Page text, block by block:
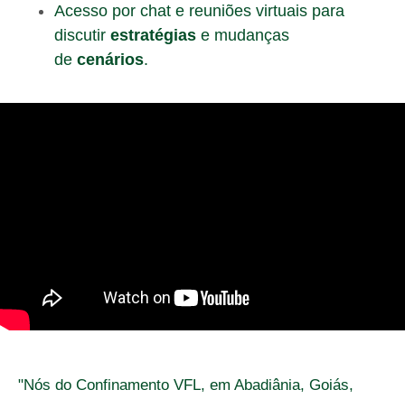
Acesso por chat e reuniões virtuais para
discutir estratégias e mudanças
de cenários.
"Nós do Confinamento VFL, em Abadiânia, Goiás,